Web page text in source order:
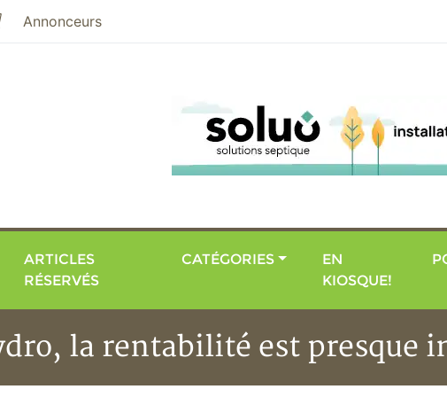
Mon panier
Annonceurs
ARTICLES
RÉSERVÉS
CATÉGORIES
EN
KIOSQUE!
la rentabilité est presque